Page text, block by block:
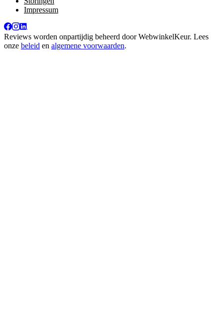
Impressum
Reviews worden onpartijdig beheerd doorWebwinkelKeur. Lees
onze beleid en algemene voorwaarden.